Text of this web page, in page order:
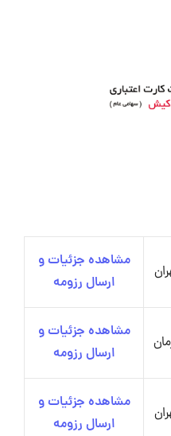
مشاهده جزئیات و
ارسال رزومه
مشاهده جزئیات و
ارسال رزومه
مشاهده جزئیات و
ارسال رزومه